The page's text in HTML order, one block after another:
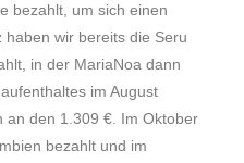
bezahlt, um sich einen
wir bereits die Seru
in der MariaNoa dann
im August
an den 1.309 €. Im Oktober
bezahlt und im